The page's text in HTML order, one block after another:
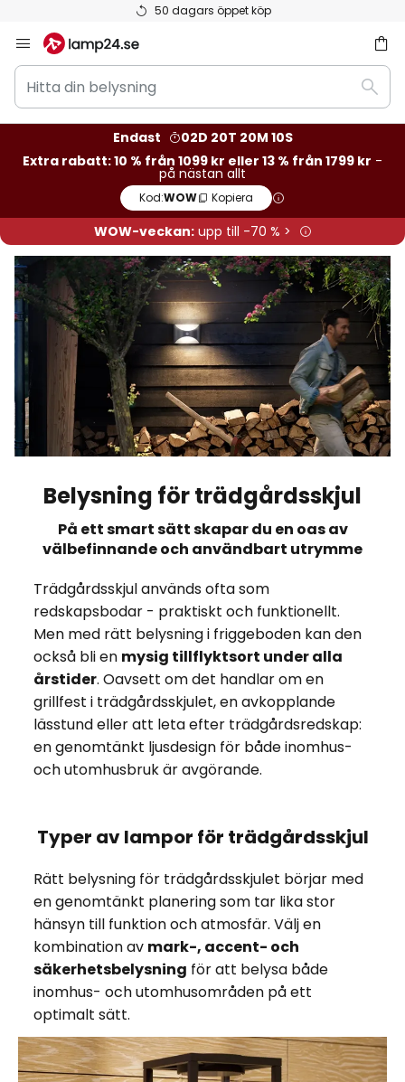
Betygsatt som 'Bra' på Trustpilot
Hoppa
till
innehållet
Hitta
din
belysning
Sök
Endast
02D 20T 20M 07S
Extra rabatt: 10 % från 1099 kr eller 13 % från 1799 kr -
på nästan allt
Kod:WOW Kopiera
WOW-veckan:upp till -70 % >
Belysning för trädgårdsskjul
På ett smart sätt skapar du en oas av
välbefinnande och användbart utrymme
Trädgårdsskjul används ofta som
redskapsbodar - praktiskt och funktionellt.
Men med rätt belysning i friggeboden kan den
också bli en mysig tillflyktsort under alla
årstider. Oavsett om det handlar om en
grillfest i trädgårdsskjulet, en avkopplande
lässtund eller att leta efter trädgårdsredskap:
en genomtänkt ljusdesign för både inomhus-
och utomhusbruk är avgörande.
Typer av lampor för trädgårdsskjul
Rätt belysning för trädgårdsskjulet börjar med
en genomtänkt planering som tar lika stor
hänsyn till funktion och atmosfär. Välj en
kombination av mark-, accent- och
säkerhetsbelysning för att belysa både
inomhus- och utomhusområden på ett
optimalt sätt.